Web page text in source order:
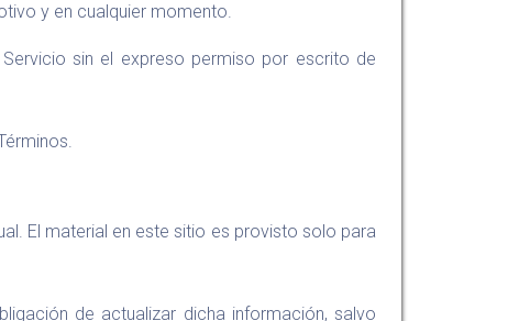
y en cualquier momento.
sin el expreso permiso por escrito de
El material en este sitio es provisto solo para
de actualizar dicha información, salvo